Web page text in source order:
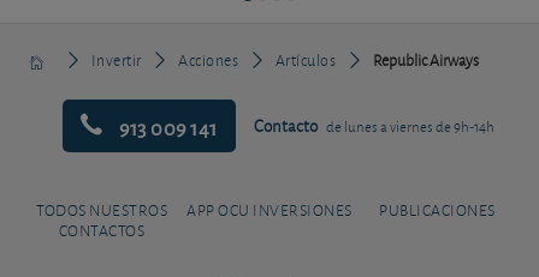
Invertir Acciones Artículos Republic Airways
913 009 141 Contacto de lunes a viernes de 9h-14h
TODOS NUESTROS
CONTACTOS
APP OCU INVERSIONES PUBLICACIONES